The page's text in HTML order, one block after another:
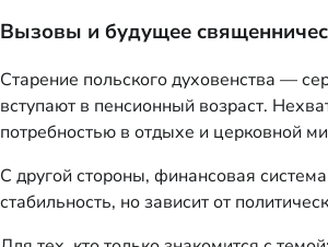
Вызовы и будущее
Старение польского духовенства —
вступают в пенсионный возраст.
потребностью в отдыхе и церковной
С другой стороны, финансовая
стабильность, но зависит от